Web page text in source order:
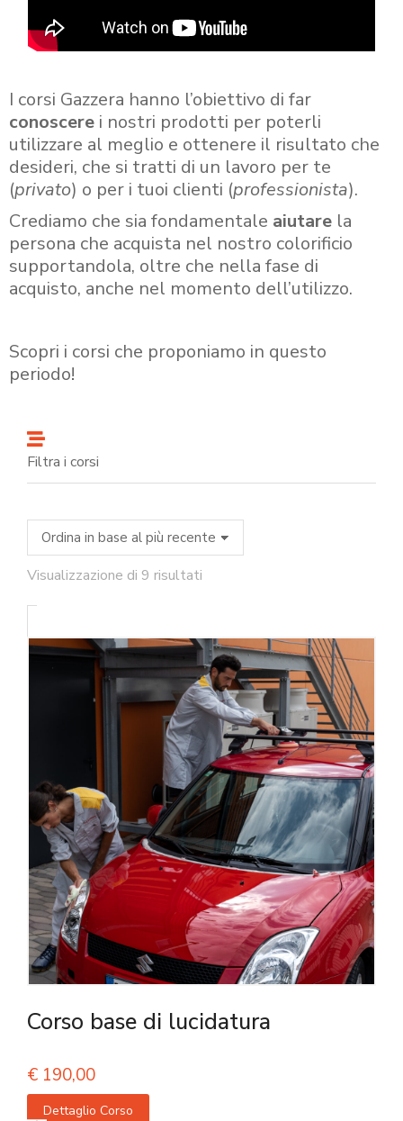
I corsi Gazzera hanno l’obiettivo di far
conoscere i nostri prodotti per poterli
utilizzare al meglio e ottenere il risultato che
desideri, che si tratti di un lavoro per te
(privato) o per i tuoi clienti (professionista).
Crediamo che sia fondamentale aiutare la
persona che acquista nel nostro colorificio
supportandola, oltre che nella fase di
acquisto, anche nel momento dell’utilizzo.
Scopri i corsi che proponiamo in questo
periodo!
Filtra i corsi
Visualizzazione di 9 risultati
Corso base di lucidatura
€ 190,00
Dettaglio Corso